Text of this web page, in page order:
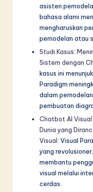
asisten
bahasa alami
mengharuskan
pemodelan atau
Studi Kasus:
Sistem dengan
kasus ini
Paradigm
dalam
pembuatan
Chatbot AI
Dunia yang
Visual: Visual
yang
membantu
visual melalui
cerdas.